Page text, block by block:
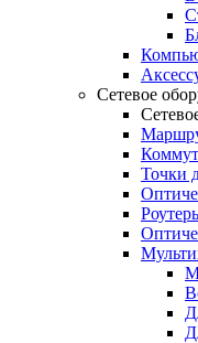
Сетевое
Точки